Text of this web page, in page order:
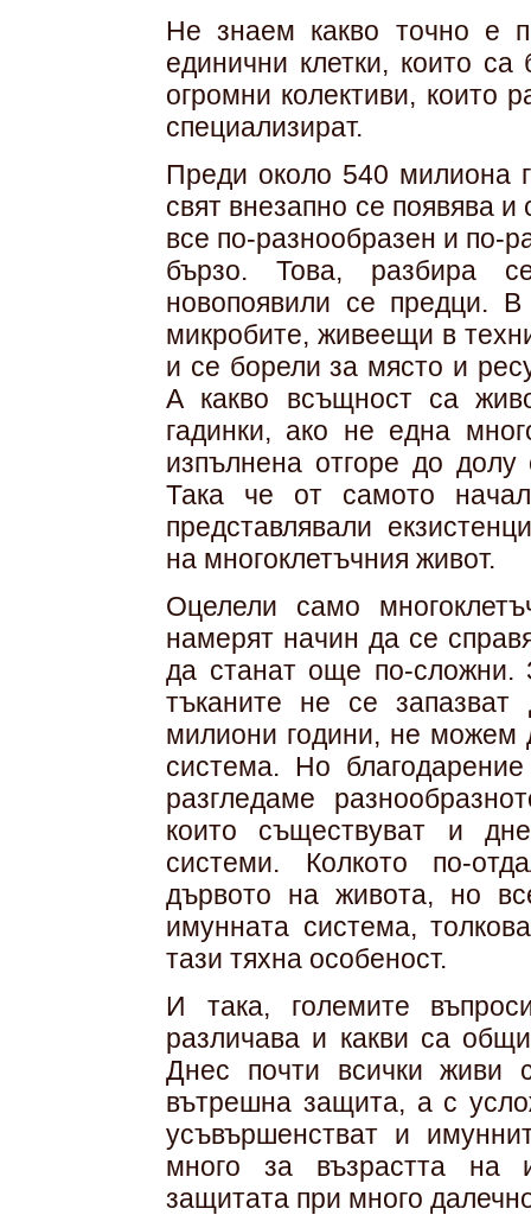
Не знаем какво точно е
единични клетки, които
огромни колективи, които
специализират.
Преди около 540 милиона
свят внезапно се появява
все по-разнообразен и по-
бързо. Това, разбира
новопоявили се предци.
микробите, живеещи в
и се борели за място и
А какво всъщност са
гадинки, ако не една
изпълнена отгоре до
Така че от самото
представлявали
на многоклетъчния живот.
Оцелели само
намерят начин да се
да станат още по-сложни.
тъканите не се
милиони години, не можем
система. Но
разгледаме
които съществуват и
системи. Колкото по-
дървото на живота, но
имунната система,
тази тяхна особеност.
И така, големите
различава и какви са
Днес почти всички живи
вътрешна защита, а с
усъвършенстват и
много за възрастта на
защитата при много